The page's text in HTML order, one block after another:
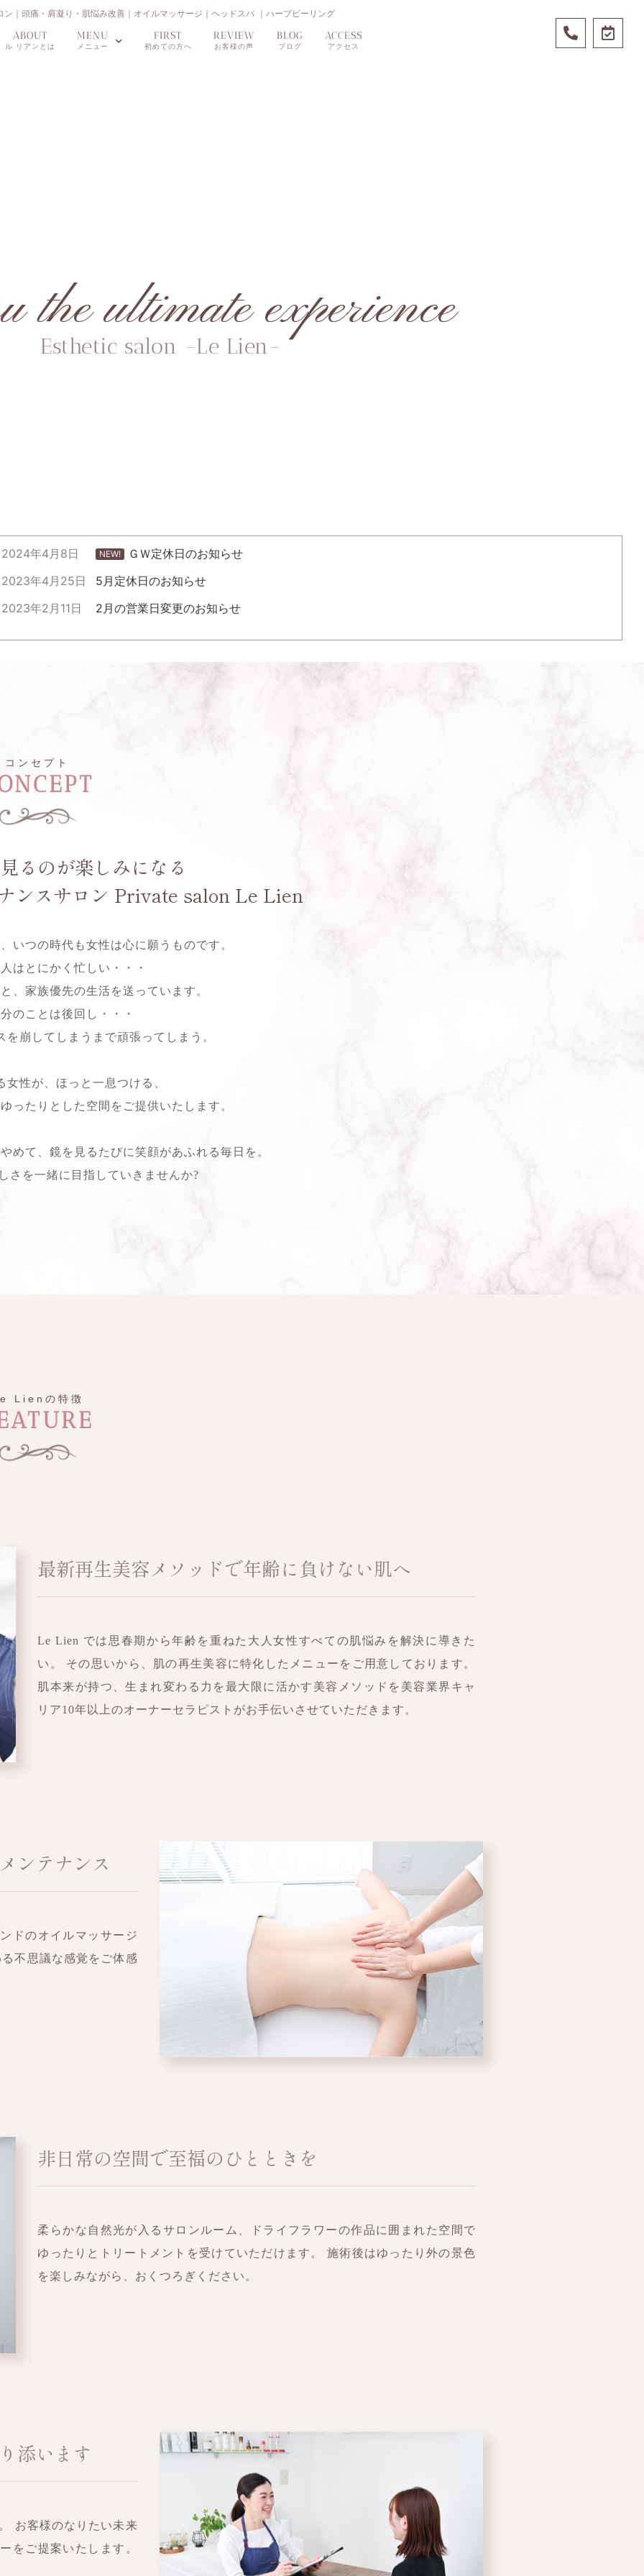
｜頭痛・肩凝り・肌悩み改善｜オイルマッサージ｜ヘッドスパ ｜ハーブピーリング
ABOUT
ル リアンとは
MENU
メニュー
FIRST
初めての方へ
REVIEW
お客様の声
BLOG
ブログ
ACCESS
アクセス
the ultimate experience
Esthetic salon -Le Lien-
2024年4月8日 NEW!
ＧＷ定休日のお知らせ
2023年4月25日
5月定休日のお知らせ
2023年2月11日
2月の営業日変更のお知らせ
コンセプト
るのが楽しみになる
ンスサロン Private salon Le Lien
いつの時代も女性は心に願うものです。
はとにかく忙しい・・・
、家族優先の生活を送っています。
のことは後回し・・・
崩してしまうまで頑張ってしまう。
女性が、ほっと一息つける、
ったりとした空間をご提供いたします。
めて、鏡を見るたびに笑顔があふれる毎日を。
さを一緒に目指していきませんか?
Lienの特徴
最新再生美容メソッドで年齢に負けない肌へ
Le Lien では思春期から年齢を重ねた大人女性すべての肌悩みを解決に導きた
い。 その思いから、肌の再生美容に特化したメニューをご用意しております。
肌本来が持つ、生まれ変わる力を最大限に活かす美容メソッドを美容業界キャ
リア10年以上のオーナーセラピストがお手伝いさせていただきます。
ンテナンス
ドのオイルマッサージ
不思議な感覚をご体感
非日常の空間で至福のひとときを
柔らかな自然光が入るサロンルーム、ドライフラワーの作品に囲まれた空間で
ゆったりとトリートメントを受けていただけます。 施術後はゆったり外の景色
を楽しみながら、おくつろぎください。
添います
お客様のなりたい未来
をご提案いたします。